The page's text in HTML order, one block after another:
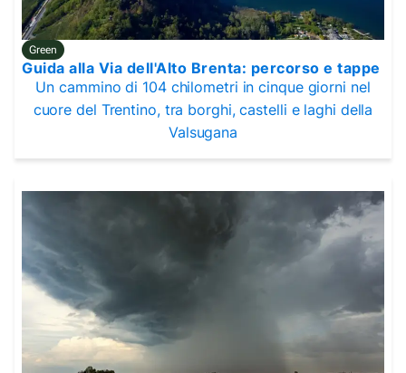
Green
Guida alla Via dell'Alto Brenta: percorso e tappe
Un cammino di 104 chilometri in cinque giorni nel
cuore del Trentino, tra borghi, castelli e laghi della
Valsugana